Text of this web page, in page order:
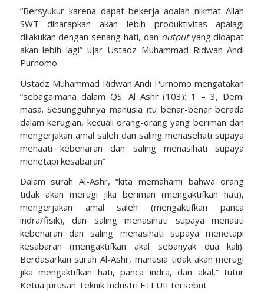
“Bersyukur karena dapat bekerja adalah nikmat Allah
SWT diharapkan akan lebih produktivitas apalagi
dilakukan dengan senang hati, dan outputyang didapat
akan lebih lagi” ujar Ustadz Muhammad Ridwan Andi
Purnomo.
Ustadz Muhammad Ridwan Andi Purnomo mengatakan
“sebagaimana dalam QS. Al Ashr (103): 1 – 3, Demi
masa. Sesungguhnya manusia itu benar-benar berada
dalam kerugian, kecuali orang-orang yang beriman dan
mengerjakan amal saleh dan saling menasehati supaya
menaati kebenaran dan saling menasihati supaya
menetapi kesabaran”
Dalam surah Al-Ashr, “kita memahami bahwa orang
tidak akan merugi jika beriman (mengaktifkan hati),
mengerjakan amal saleh (mengaktifkan panca
indra/fisik), dan saling menasihati supaya menaati
kebenaran dan saling menasihati supaya menetapi
kesabaran (mengaktifkan akal sebanyak dua kali).
Berdasarkan surah Al-Ashr, manusia tidak akan merugi
jika mengaktifkan hati, panca indra, dan akal,” tutur
Ketua Jurusan Teknik Industri FTI UII tersebut